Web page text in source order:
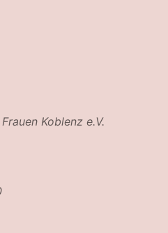
Koblenz e.V.